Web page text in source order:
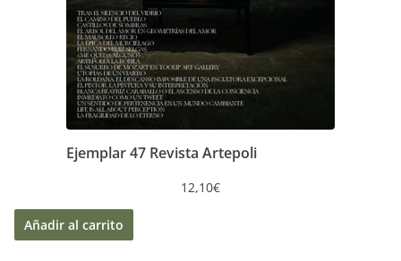
Ejemplar 47 Revista Artepoli
12,10€
Añadir al carrito